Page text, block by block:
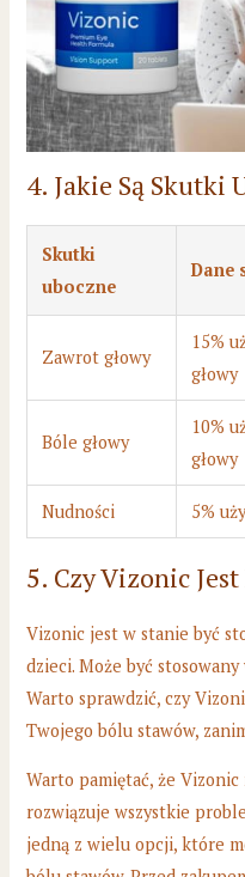
4. Jakie Są Skutki
Skutki
uboczne
Dane
Zawrot głowy
15%
głowy
Bóle głowy
10%
głowy
Nudności 5%
5. Czy Vizonic
Vizonic jest w stanie być
dzieci. Może być
Warto sprawdzić, czy
Twojego bólu stawów,
Warto pamiętać, że
rozwiązuje wszystkie
jedną z wielu opcji, które